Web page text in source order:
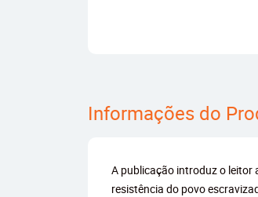
Informações do
A publicação introduz o leitor
resistência do povo